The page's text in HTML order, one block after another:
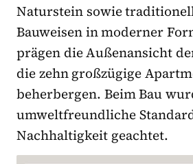
Naturstein sowie
Bauweisen in moderner
prägen die Außenansicht
die zehn großzügige
beherbergen. Beim Bau
umweltfreundliche
Nachhaltigkeit geachtet.